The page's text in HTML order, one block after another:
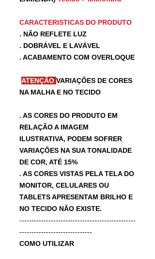
CARACTERISTICAS DO PRODUTO
. NÃO REFLETE LUZ
. DOBRÁVEL E LAVÁVEL
. ACABAMENTO COM OVERLOQUE
ATENÇÃO VARIAÇÕES DE CORES
NA MALHA E NO TECIDO
. AS CORES DO PRODUTO EM
RELAÇÃO A IMAGEM
ILUSTRATIVA, PODEM SOFRER
VARIAÇÕES NA SUA TONALIDADE
DE COR, ATÉ 15%
. AS CORES VISTAS PELA TELA DO
MONITOR, CELULARES OU
TABLETS APRESENTAM BRILHO E
NO TECIDO NÃO EXISTE.
------------------------------------------------
------------------------------
COMO UTILIZAR